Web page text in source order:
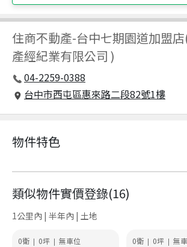
住商不動產-台中七期園道加盟
產經紀業有限公司 )
04-2259-0388
台中市西屯區惠來路二段82號1樓
物件特色
類似物件實價登錄(16)
1公里內 | 半年內 | 土地
0衛 | 0坪 | 無車位 0衛 | 0坪 | 無